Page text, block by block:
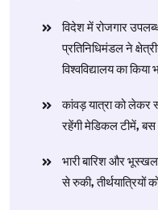
विदेश में रोजगार
प्रतिनिधिमंडल ने
विश्वविद्यालय का
​कांवड़ यात्रा को लेकर
रहेंगी मेडिकल टीमें,
​भारी बारिश और
से रुकी, तीर्थयात्रियों